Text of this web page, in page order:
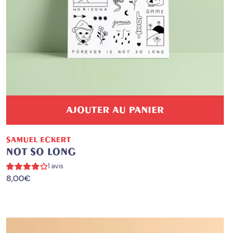
AJOUTER AU PANIER
SAMUEL ECKERT
NOT SO LONG
1 avis
8,00€